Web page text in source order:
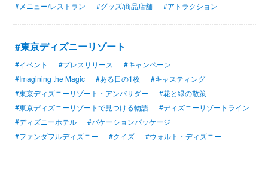
#メニュー/レストラン
#グッズ/商品店舗 #アトラクション
#東京ディズニーリゾート
#イベント #プレスリリース
#キャンペーン
#Imagining the Magic
#ある日の1枚
#キャスティング
#東京ディズニーリゾート・アンバサダー
#花と緑の散策
#東京ディズニーリゾートで見つける物語
#ディズニーリゾートライン
#ディズニーホテル
#バケーションパッケージ
#ファンダフルディズニー
#クイズ #ウォルト・ディズニー